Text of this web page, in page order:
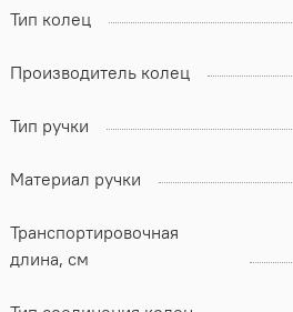
Тип колец
Производитель колец
Тип ручки
Материал ручки
Транспортировочная
длина, см